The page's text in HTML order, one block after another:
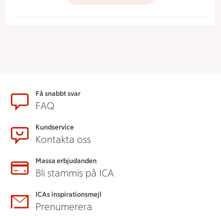
SidfotFå snabbt svar
FAQ
Kundservice
Kontakta oss
Massa erbjudanden
Bli stammis på ICA
ICAs inspirationsmejl
Prenumerera